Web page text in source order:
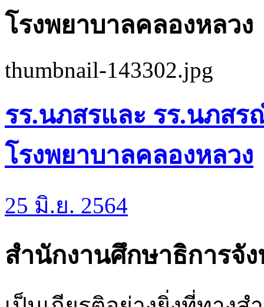
โรงพยาบาลคลองหลวง
thumbnail-143302.jpg
รร.นภสรและ รร.นภส
โรงพยาบาลคลองหลวง
25 มิ.ย. 2564
สำนักงานศึกษาธิการจั